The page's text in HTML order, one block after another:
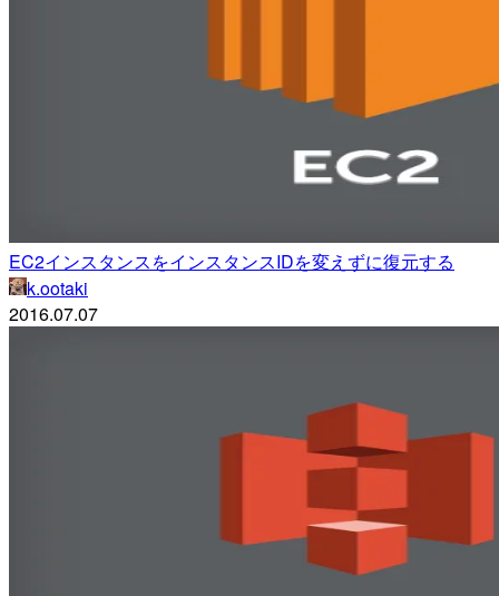
EC2インスタンスをインスタンスIDを変えずに復元する
k.ootaki
2016.07.07